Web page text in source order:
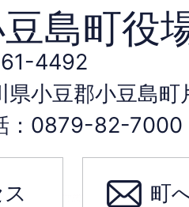
島町役
4492
県小豆郡小豆島
：0879-82-7000
町